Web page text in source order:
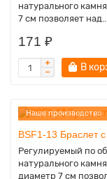
натурального
7 см позволяет над..
171 ₽
В
Наше производство
BSF1-13 Браслет
Регулируемый по
натурального
диаметр 7 см